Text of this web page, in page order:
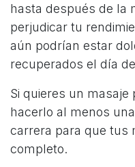
hasta después de la
perjudicar tu
aún podrían estar
recuperados el día
Si quieres un
hacerlo al menos
carrera para que tus
completo.